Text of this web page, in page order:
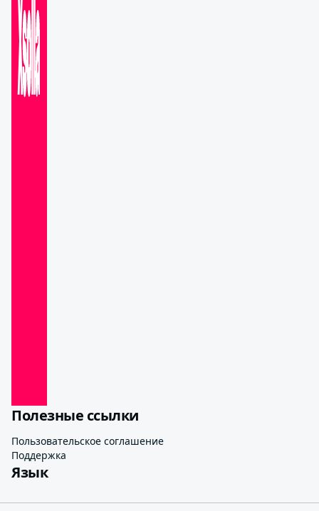
Полезные ссылки
Пользовательское соглашение
Поддержка
Язык